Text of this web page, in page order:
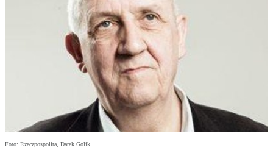
Foto: Rzeczpospolita, Darek Golik